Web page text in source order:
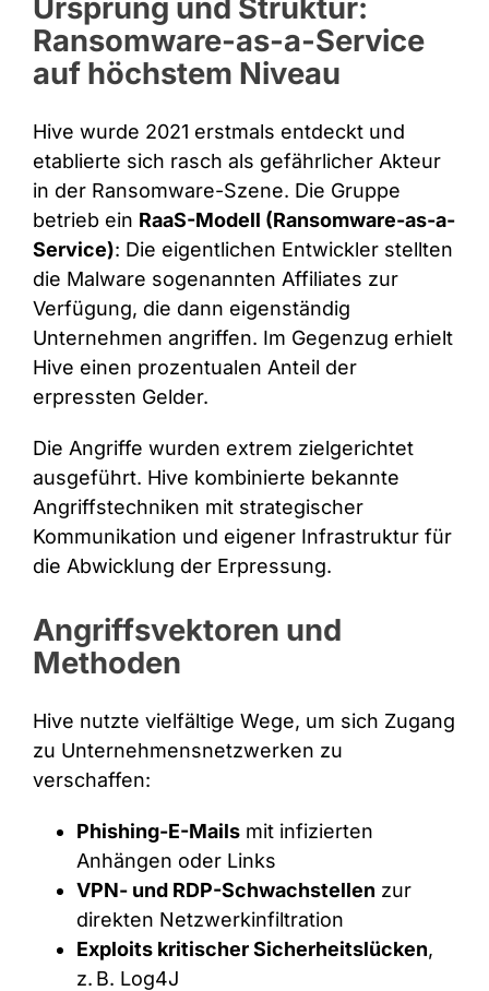
Ursprung und Struktur:
Ransomware-as-a-Service
auf höchstem Niveau
Hive wurde 2021 erstmals entdeckt und
etablierte sich rasch als gefährlicher Akteur
in der Ransomware-Szene. Die Gruppe
betrieb ein RaaS-Modell (Ransomware-as-a-
Service): Die eigentlichen Entwickler stellten
die Malware sogenannten Affiliates zur
Verfügung, die dann eigenständig
Unternehmen angriffen. Im Gegenzug erhielt
Hive einen prozentualen Anteil der
erpressten Gelder.
Die Angriffe wurden extrem zielgerichtet
ausgeführt. Hive kombinierte bekannte
Angriffstechniken mit strategischer
Kommunikation und eigener Infrastruktur für
die Abwicklung der Erpressung.
Angriffsvektoren und
Methoden
Hive nutzte vielfältige Wege, um sich Zugang
zu Unternehmensnetzwerken zu
verschaffen:
Phishing-E-Mailsmit infizierten
Anhängen oder Links
VPN- und RDP-Schwachstellen zur
direkten Netzwerkinfiltration
Exploits kritischer Sicherheitslücken,
z. B. Log4J